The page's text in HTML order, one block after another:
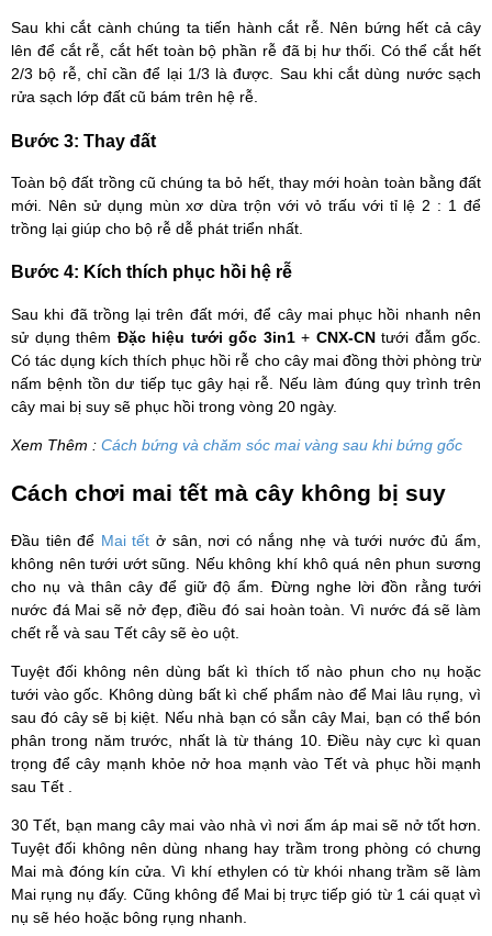
Sau khi cắt cành chúng ta tiến hành cắt rễ. Nên bứng hết cả cây
lên để cắt rễ, cắt hết toàn bộ phần rễ đã bị hư thối. Có thể cắt hết
2/3 bộ rễ, chỉ cần để lại 1/3 là được. Sau khi cắt dùng nước sạch
rửa sạch lớp đất cũ bám trên hệ rễ.
Bước 3: Thay đất
Toàn bộ đất trồng cũ chúng ta bỏ hết, thay mới hoàn toàn bằng đất
mới. Nên sử dụng mùn xơ dừa trộn với vỏ trấu với tỉ lệ 2 : 1 để
trồng lại giúp cho bộ rễ dễ phát triển nhất.
Bước 4: Kích thích phục hồi hệ rễ
Sau khi đã trồng lại trên đất mới, để cây mai phục hồi nhanh nên
sử dụng thêm Đặc hiệu tưới gốc 3in1+ CNX-CNtưới đẫm gốc.
Có tác dụng kích thích phục hồi rễ cho cây mai đồng thời phòng trừ
nấm bệnh tồn dư tiếp tục gây hại rễ. Nếu làm đúng quy trình trên
cây mai bị suy sẽ phục hồi trong vòng 20 ngày.
Xem Thêm : Cách bứng và chăm sóc mai vàng sau khi bứng gốc
Cách chơi mai tết mà cây không bị suy
Đầu tiên để Mai tết ở sân, nơi có nắng nhẹ và tưới nước đủ ẩm,
không nên tưới ướt sũng. Nếu không khí khô quá nên phun sương
cho nụ và thân cây để giữ độ ẩm. Đừng nghe lời đồn rằng tưới
nước đá Mai sẽ nở đẹp, điều đó sai hoàn toàn. Vì nước đá sẽ làm
chết rễ và sau Tết cây sẽ èo uột.
Tuyệt đối không nên dùng bất kì thích tố nào phun cho nụ hoặc
tưới vào gốc. Không dùng bất kì chế phẩm nào để Mai lâu rụng, vì
sau đó cây sẽ bị kiệt. Nếu nhà bạn có sẵn cây Mai, bạn có thể bón
phân trong năm trước, nhất là từ tháng 10. Điều này cực kì quan
trọng để cây mạnh khỏe nở hoa mạnh vào Tết và phục hồi mạnh
sau Tết .
30 Tết, bạn mang cây mai vào nhà vì nơi ấm áp mai sẽ nở tốt hơn.
Tuyệt đối không nên dùng nhang hay trầm trong phòng có chưng
Mai mà đóng kín cửa. Vì khí ethylen có từ khói nhang trầm sẽ làm
Mai rụng nụ đấy. Cũng không để Mai bị trực tiếp gió từ 1 cái quạt vì
nụ sẽ héo hoặc bông rụng nhanh.